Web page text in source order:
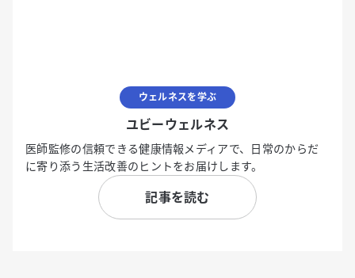
ウェルネスを学ぶ
ユビーウェルネス
医師監修の信頼できる健康情報メディアで、日常のからだ
に寄り添う生活改善のヒントをお届けします。
記事を読む